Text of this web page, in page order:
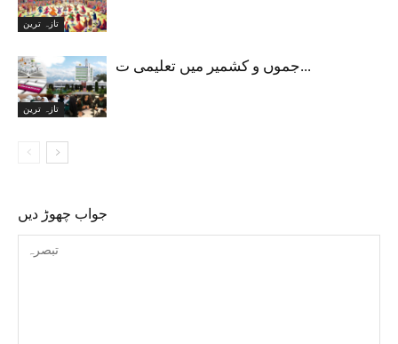
تازہ ترین
تازہ ترین
جموں و کشمیر میں تعلیمی ت...
جواب چھوڑ دیں